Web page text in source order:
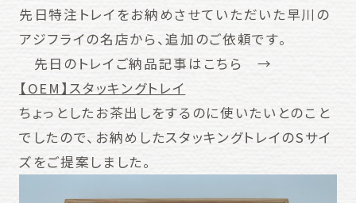
先日特注トレイをお納めさせていただいた早川の
アジフライの名店から、追加のご依頼です。
先日のトレイご納品記事はこちら →
【OEM】スタッキングトレイ
ちょっとしたお茶出しをするのに使いたいとのこと
でしたので、お納めしたスタッキングトレイのSサイ
ズをご提案しました。